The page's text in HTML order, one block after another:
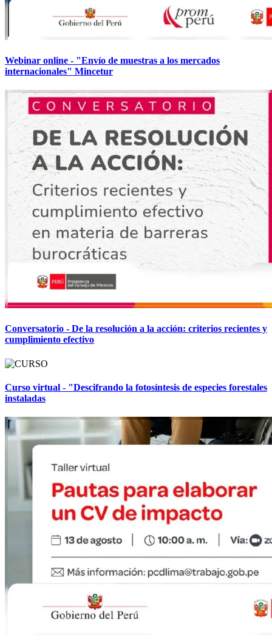
Webinar online - "Envío de muestras a los mercados
internacionales" Mincetur
Conversatorio - De la resolución a la acción: criterios recientes y
cumplimiento efectivo
Curso virtual - "Descifrando la fotosíntesis de especies forestales
instaladas